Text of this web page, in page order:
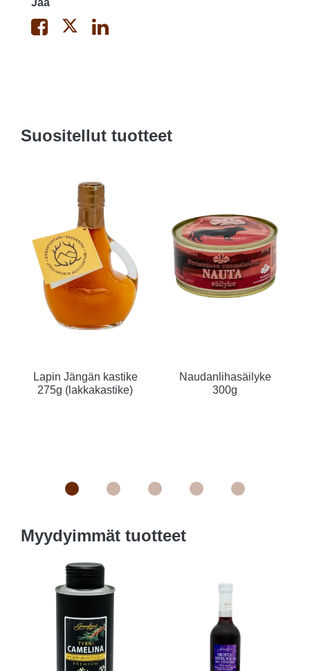
Jaa
Suositellut tuotteet
Lapin Jängän kastike
275g (lakkakastike)
Naudanlihasäilyke
300g
Myydyimmät tuotteet